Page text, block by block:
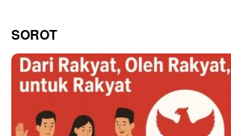
SOROT